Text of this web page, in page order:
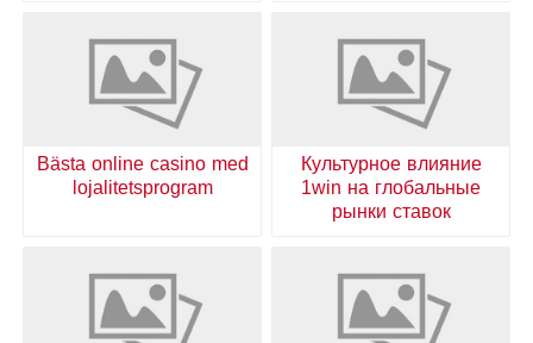
Культурное влияние
1win на глобальные
рынки ставок
Bästa online casino med
lojalitetsprogram